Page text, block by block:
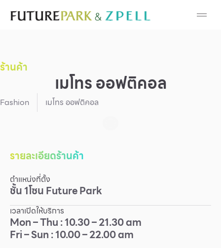
Cosmetic
Fashion
Food
Gold & Jewelry
IT
Mobile
Other
ร้านค้า
เมโทร ออฟติคอล
Fashion เมโทร ออฟติคอล
รายละเอียดร้านค้า
ตำแหน่งที่ตั้ง
ชั้น1โซนFuture Park
เวลาเปิดให้บริการ
Mon – Thu : 10.30 – 21.30 am
Fri – Sun : 10.00 – 22.00 am